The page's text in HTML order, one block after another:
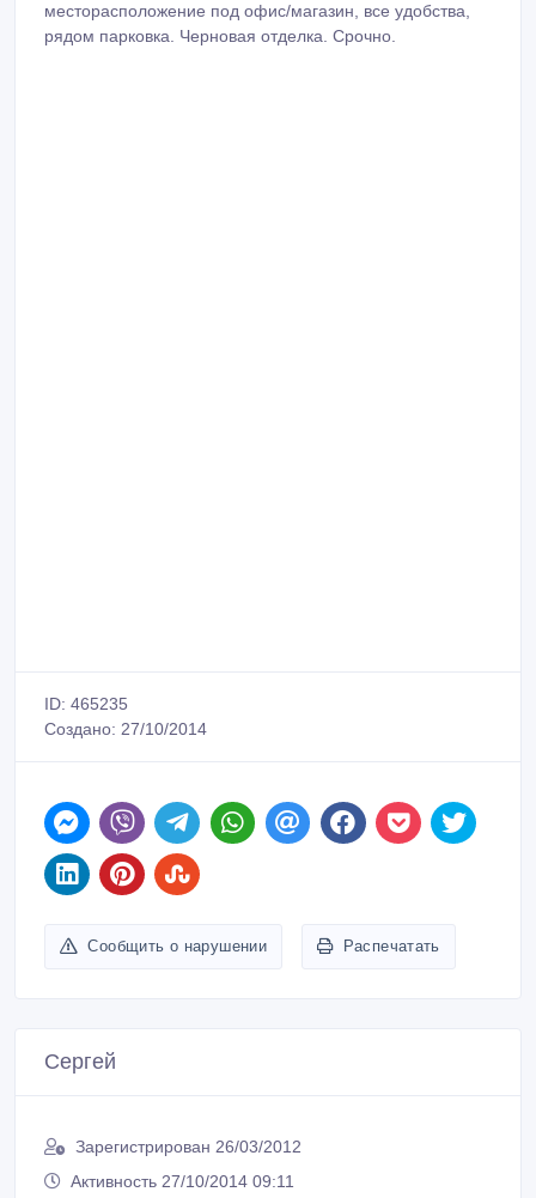
месторасположение под офис/магазин, все удобства,
рядом парковка. Черновая отделка. Срочно.
ID: 465235
Создано: 27/10/2014
Сообщить о нарушении Распечатать
Сергей
Зарегистрирован 26/03/2012
Активность 27/10/2014 09:11